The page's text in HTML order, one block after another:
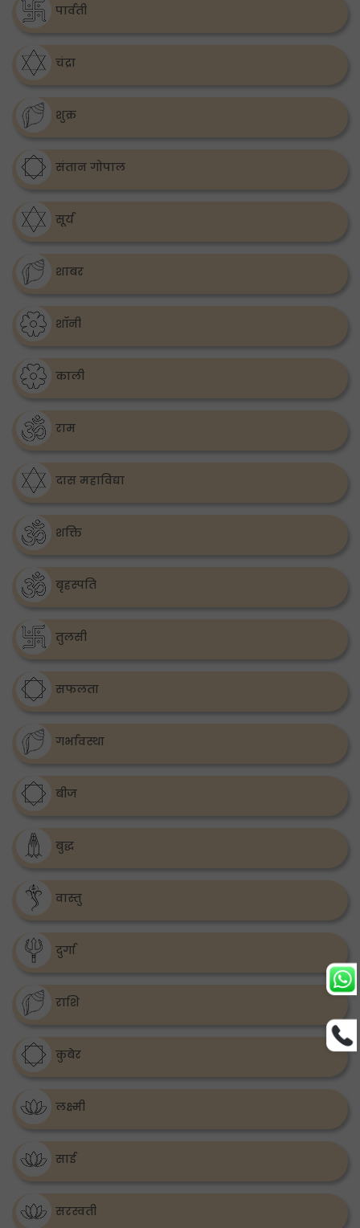
पार्वती
चंद्रा
शुक्र
संतान गोपाल
सूर्य
शाबर
शॉनी
काली
राम
दास महाविद्या
शक्ति
बृहस्पति
तुलसी
सफलता
गर्भावस्था
बीज
बुद्ध
वास्तु
दुर्गा
राशि
कुबेर
लक्ष्मी
साई
सरस्वती